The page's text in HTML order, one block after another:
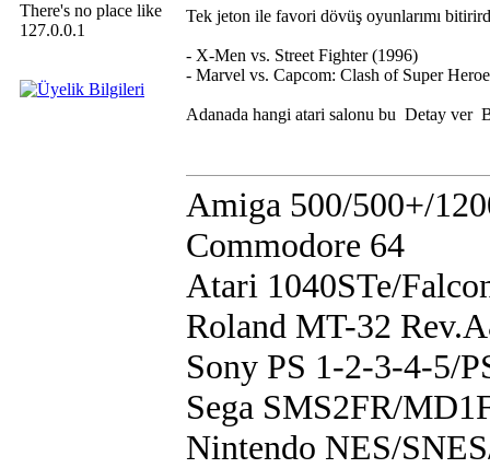
There's no place like
127.0.0.1
Tek jeton ile favori dövüş oyunlarımı
- X-Men vs. Street Fighter (1996)
- Marvel vs. Capcom: Clash of Super
Adanada hangi atari salonu bu Detay ver
Amiga 500/500+/
Commodore 64
Atari 1040STe/
Roland MT-32
Sony PS 1-2-3-4-5/
Sega SMS2FR/
Nintendo NES/